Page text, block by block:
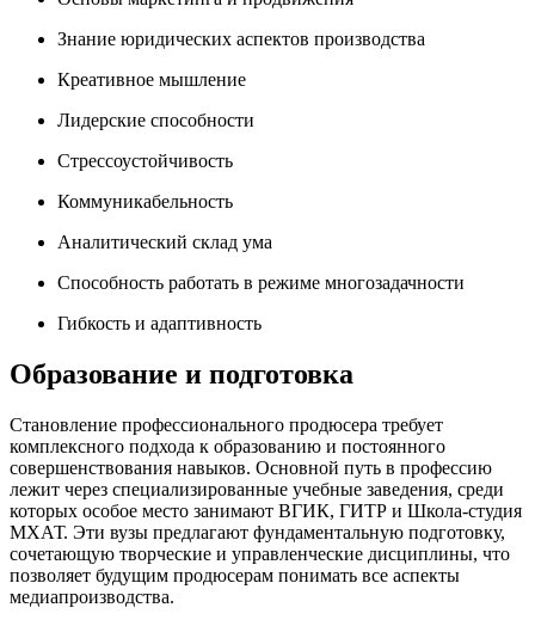
Знание юридических аспектов производства
Креативное мышление
Лидерские способности
Стрессоустойчивость
Коммуникабельность
Аналитический склад ума
Способность работать в режиме многозадачности
Гибкость и адаптивность
Образование и подготовка
Становление профессионального продюсера требует
комплексного подхода к образованию и постоянного
совершенствования навыков. Основной путь в профессию
лежит через специализированные учебные заведения, среди
которых особое место занимают ВГИК, ГИТР и Школа-студия
МХАТ. Эти вузы предлагают фундаментальную подготовку,
сочетающую творческие и управленческие дисциплины, что
позволяет будущим продюсерам понимать все аспекты
медиапроизводства.